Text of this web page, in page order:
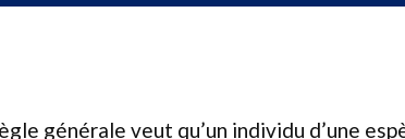
générale veut qu’un individu d’une